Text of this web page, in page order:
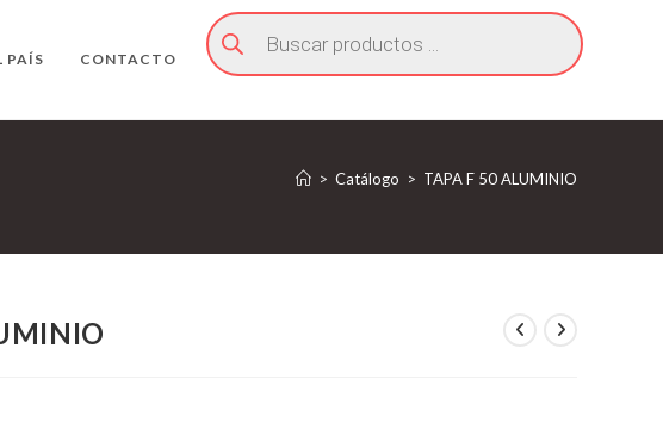
PAÍS CONTACTO
Búsqueda
de
productos
> Catálogo > TAPA F 50 ALUMINIO